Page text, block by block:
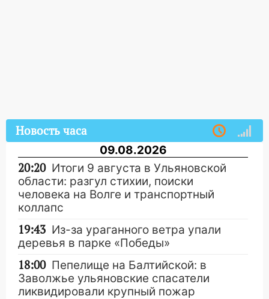
Новость часа
09.08.2026
20:20 Итоги 9 августа в Ульяновской
области: разгул стихии, поиски
человека на Волге и транспортный
коллапс
19:43 Из-за ураганного ветра упали
деревья в парке «Победы»
18:00 Пепелище на Балтийской: в
Заволжье ульяновские спасатели
ликвидировали крупный пожар